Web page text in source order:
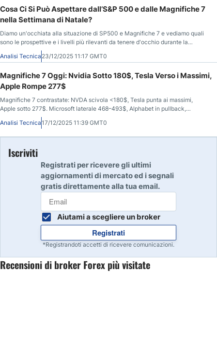
Cosa Ci Si Può Aspettare dall’S&P 500 e dalle Magnifiche 7
nella Settimana di Natale?
Diamo un'occhiata alla situazione di SP500 e Magnifiche 7 e vediamo quali
sono le prospettive e i livelli più rilevanti da tenere d'occhio durante la
settimana di Natale.
Analisi Tecnica 23/12/2025 11:17 GMT0
Magnifiche 7 Oggi: Nvidia Sotto 180$, Tesla Verso i Massimi,
Apple Rompe 277$
Magnifiche 7 contrastate: NVDA scivola <180$, Tesla punta ai massimi,
Apple sotto 277$. Microsoft laterale 468–493$, Alphabet in pullback,
Amazon 211–242$, Meta bloccata a 681$.
Analisi Tecnica17/12/2025 11:39 GMT0
Iscriviti
Registrati per ricevere gli ultimi
aggiornamenti di mercato ed i segnali
gratis direttamente alla tua email.
Aiutami a scegliere un broker
Registrati
*Registrandoti accetti di ricevere comunicazioni.
Recensioni di broker Forex più visitate